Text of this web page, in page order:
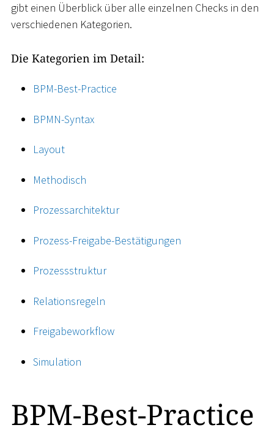
gibt einen Überblick über alle einzelnen Checks in den
verschiedenen Kategorien.
Die Kategorien im Detail:
BPM-Best-Practice
BPMN-Syntax
Layout
Methodisch
Prozessarchitektur
Prozess-Freigabe-Bestätigungen
Prozessstruktur
Relationsregeln
Freigabeworkflow
Simulation
BPM-Best-Practice